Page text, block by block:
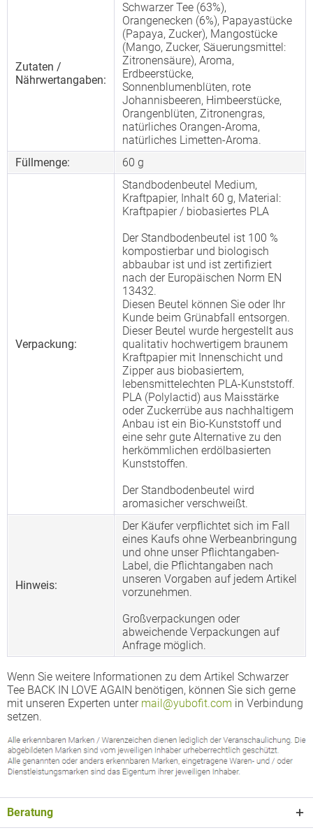
Zutaten /
Nährwertangaben:
Schwarzer Tee (63%),
Orangenecken (6%), Papayastücke
(Papaya, Zucker), Mangostücke
(Mango, Zucker, Säuerungsmittel:
Zitronensäure), Aroma,
Erdbeerstücke,
Sonnenblumenblüten, rote
Johannisbeeren, Himbeerstücke,
Orangenblüten, Zitronengras,
natürliches Orangen-Aroma,
natürliches Limetten-Aroma.
Füllmenge:
60 g
Verpackung:
Standbodenbeutel Medium,
Kraftpapier, Inhalt 60 g, Material:
Kraftpapier / biobasiertes PLA
Der Standbodenbeutel ist 100 %
kompostierbar und biologisch
abbaubar ist und ist zertifiziert
nach der Europäischen Norm EN
13432.
Diesen Beutel können Sie oder Ihr
Kunde beim Grünabfall entsorgen.
Dieser Beutel wurde hergestellt aus
qualitativ hochwertigem braunem
Kraftpapier mit Innenschicht und
Zipper aus biobasiertem,
lebensmittelechten PLA-Kunststoff.
PLA (Polylactid) aus Maisstärke
oder Zuckerrübe aus nachhaltigem
Anbau ist ein Bio-Kunststoff und
eine sehr gute Alternative zu den
herkömmlichen erdölbasierten
Kunststoffen.
Der Standbodenbeutel wird
aromasicher verschweißt.
Hinweis:
Der Käufer verpflichtet sich im Fall
eines Kaufs ohne Werbeanbringung
und ohne unser Pflichtangaben-
Label, die Pflichtangaben nach
unseren Vorgaben auf jedem Artikel
vorzunehmen.
Großverpackungen oder
abweichende Verpackungen auf
Anfrage möglich.
Wenn Sie weitere Informationen zu dem Artikel Schwarzer
Tee BACK IN LOVE AGAIN benötigen, können Sie sich gerne
mit unseren Experten unter mail@yubofit.com in Verbindung
setzen.
Beratung